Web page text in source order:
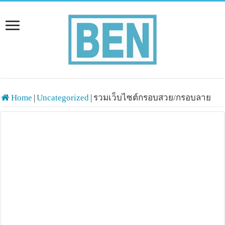
Home |Uncategorized | รวมเว็บไซต์กรอบสวย/กรอบลาย